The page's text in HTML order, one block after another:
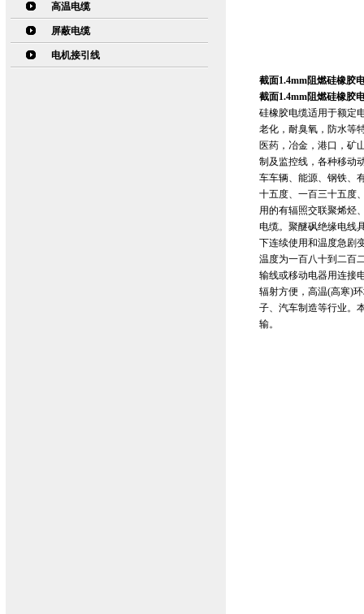
高温电缆
屏蔽电缆
电机接引线
截面1.4mm阻燃硅橡胶
截面1.4mm阻燃硅橡胶
硅橡胶电缆适用于额定
老化，耐臭氧，防水等
医药，冶金，港口，矿
制及监控线，各种移动
车车辆、能源、钢铁、
十五度、一百三十五度
用的有辐照交联聚烯烃
电缆。聚醚砜绝缘电线
下连续使用和温度急剧
温度为一百八十到二百
输线或移动电器用连接
辐射方便，高温(高寒)
子、汽车制造等行业。
输。